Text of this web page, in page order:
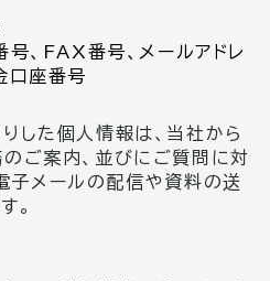
号、FAX番号、メールアドレ
口座番号
した個人情報は、当社から
ご案内、並びにご質問に対
子メールの配信や資料の送
。